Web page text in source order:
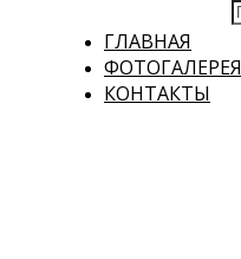
ГЛАВНАЯ
ФОТОГАЛЕРЕЯ
КОНТАКТЫ